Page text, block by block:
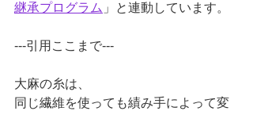
継承プログラム 」と連動しています。
---引用ここまで---
大麻の糸は、
同じ繊維を使っても績み手によって変